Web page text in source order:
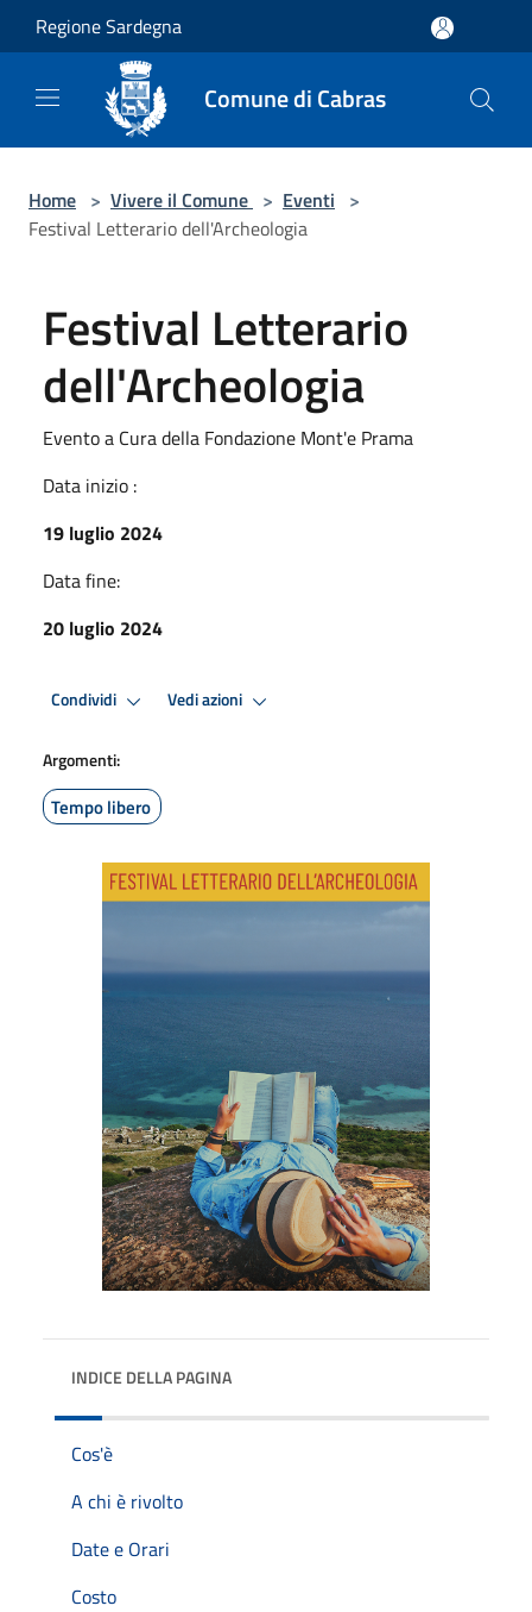
Salta al contenuto principale
Regione Sardegna
Comune di Cabras
Home > Vivere il Comune > Eventi >
Festival Letterario dell'Archeologia
Festival Letterario
dell'Archeologia
Evento a Cura della Fondazione Mont'e Prama
Data inizio :
19 luglio 2024
Data fine:
20 luglio 2024
Condividi Vedi azioni
Argomenti:
Tempo libero
INDICE DELLA PAGINA
Cos'è
A chi è rivolto
Date e Orari
Costo